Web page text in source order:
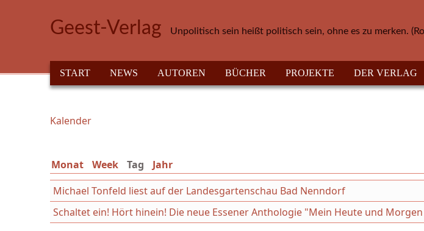
Geest-Verlag Unpolitisch sein heißt politisch sein, ohne es zu merken.
HAUPTMENÜ
START NEWS AUTOREN BÜCHER PROJEKTE DER VERLAG
Sie sind hier
Kalender
Monat Week Tag (aktiver Reiter)
Jahr
Michael Tonfeld liest auf der Landesgartenschau Bad Nenndorf
Schaltet ein! Hört hinein! Die neue Essener Anthologie "Mein Heute und